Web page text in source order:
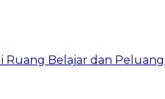
Ruang Belajar dan